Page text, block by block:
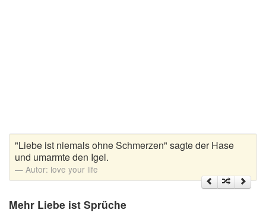
Liebesbotschaft
Liebesbriefe
Liebeserklärung
Liebesfilme
"Liebe ist niemals ohne Schmerzen" sagte der Hase
und umarmte den Igel.
Autor: love your life
Mehr Liebe ist Sprüche